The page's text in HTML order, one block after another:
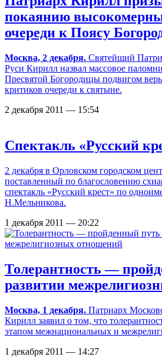
покаянию
очереди к Поясу
Москва, 2 декабря. Святейший
Руси Кирилл назвал массовое
Пресвятой Богородицы подвигом
критиков очереди к святыне.
2 декабря 2011 — 15:54
Спектакль «Русский
2 декабря в Орловском городском
поставленный по благословению
спектакль «Русский крест» по
Н.Мельникова.
1 декабря 2011 — 20:22
Толерантность —
развитии
Москва, 1 декабря. Патриарх
Кирилл заявил о том, что
этапом межнациональных и
1 декабря 2011 — 14:27